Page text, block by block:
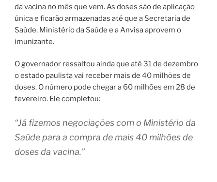
da vacina no mês que vem. As doses são de aplicação
única e ficarão armazenadas até que a Secretaria de
Saúde, Ministério da Saúde e a Anvisa aprovem o
imunizante.
O governador ressaltou ainda que até 31 de dezembro
o estado paulista vai receber mais de 40 milhões de
doses. O número pode chegar a 60 milhões em 28 de
fevereiro. Ele completou:
“Já fizemos negociações com o Ministério da
Saúde para a compra de mais 40 milhões de
doses da vacina.”